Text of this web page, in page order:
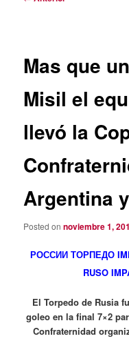
Mas que
Misil el
llevó la
Argentina
Posted onnoviembre 1,
РОССИИ ТОРПЕДО
RUSO
El Torpedo de Rusia
goleo en la final 7×2
Confraternidad